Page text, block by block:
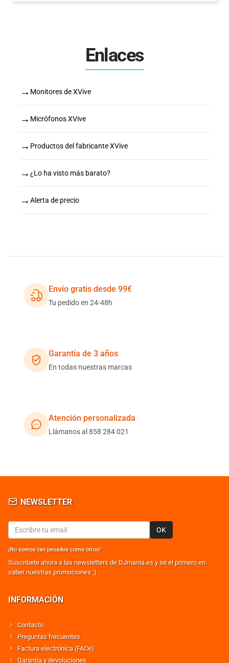
Enlaces
→ Monitores de XVive
→ Micrófonos XVive
→ Productos del fabricante XVive
→ ¿Lo ha visto más barato?
→ Alerta de precio
Envío gratis desde 99€
Tu pedido en 24-48h
Garantía de 3 años
En todas nuestras marcas
Atención personalizada
Llámanos al 858 284 021
NEWSLETTER
OK
¡No somos tan pesados como otros!
Suscribete ahora a las newsletters de DJmania.es y sé el primero en
saber nuestras promociones ;)
INFORMACIÓN
Contacto
Preguntas frecuentes
Factura electrónica (FACe)
Garantía y devoluciones